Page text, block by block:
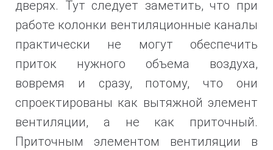
дверях. Тут следует заметить, что при
работе колонки вентиляционные каналы
практически не могут обеспечить
приток нужного объема воздуха,
вовремя и сразу, потому, что они
спроектированы как вытяжной элемент
вентиляции, а не как приточный.
Приточным элементом вентиляции в